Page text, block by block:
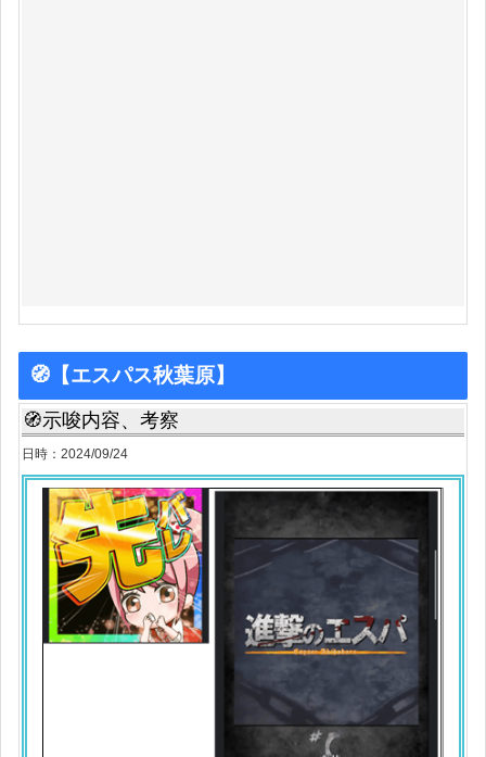
🧭【エスパス秋葉原】
🧭示唆内容、考察
日時：2024/09/24